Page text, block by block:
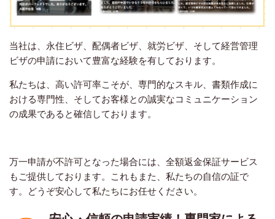
当社は、永住ビザ、配偶者ビザ、就労ビザ、そして経営管理
ビザの申請において豊富な経験を有しております。
私たちは、高い許可率こそが、専門的なスキル、書類作成に
おける専門性、そしてお客様との誠実なコミュニケーション
の成果であると確信しております。
万一申請が不許可となった場合には、全額返金保証サービス
もご提供しております。これもまた、私たちの自信の証で
す。どうぞ安心して私たちにお任せください。